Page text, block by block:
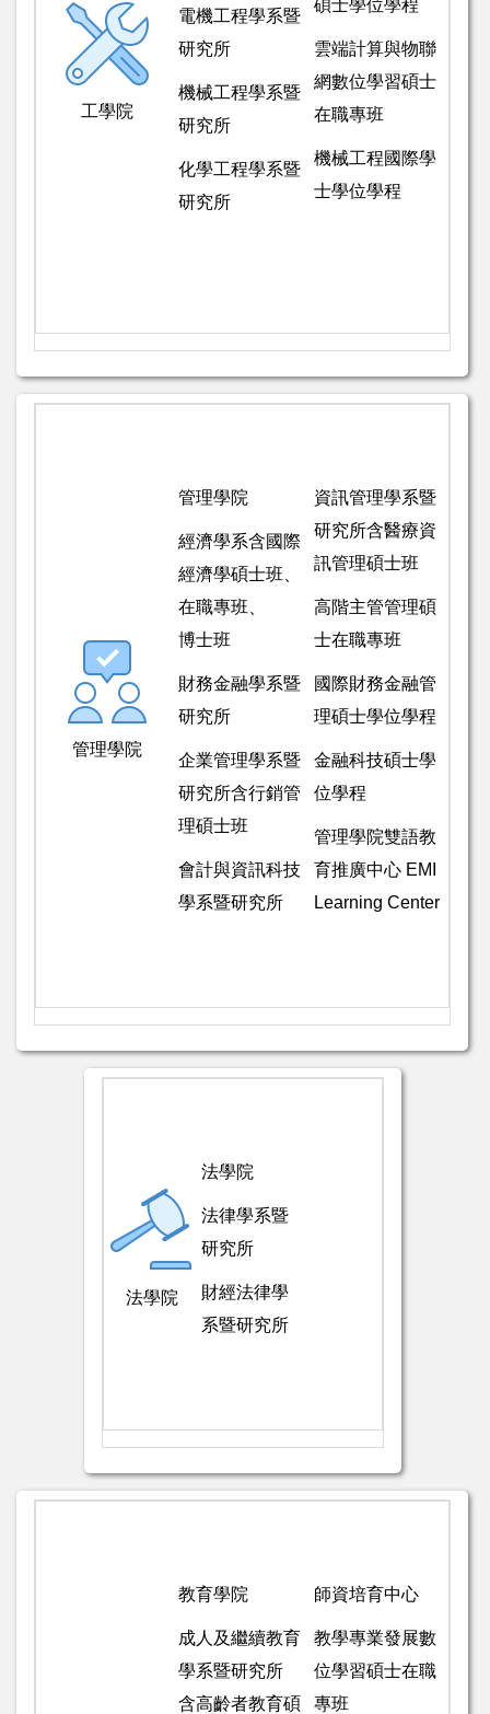
工學院
電機工程學系暨
研究所
機械工程學系暨
研究所
化學工程學系暨
研究所
碩士學位學程
雲端計算與物聯
網數位學習碩士
在職專班
機械工程國際學
士學位學程
管理學院
管理學院
經濟學系含國際
經濟學碩士班、
在職專班、
博士班
財務金融學系暨
研究所
企業管理學系暨
研究所含行銷管
理碩士班
會計與資訊科技
學系暨研究所
資訊管理學系暨
研究所含醫療資
訊管理碩士班
高階主管管理碩
士在職專班
國際財務金融管
理碩士學位學程
金融科技碩士學
位學程
管理學院雙語教
育推廣中心 EMI
Learning Center
法學院
法學院
法律學系暨
研究所
財經法律學
系暨研究所
教育學院
成人及繼續教育
學系暨研究所
含高齡者教育碩
師資培育中心
教學專業發展數
位學習碩士在職
專班